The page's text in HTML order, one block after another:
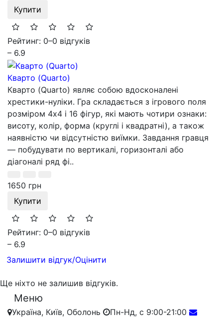
Купити
Рейтинг: 0–0 відгуків
– 6.9
Кварто (Quarto)
Кварто (Quarto) являє собою вдосконалені
хрестики-нуліки. Гра складається з ігрового поля
розміром 4х4 і 16 фігур, які мають чотири ознаки:
висоту, колір, форма (круглі і квадратні), а також
наявністю чи відсутністю виїмки. Завдання гравця
— побудувати по вертикалі, горизонталі або
діагоналі ряд фі..
1650 грн
Купити
Рейтинг: 0–0 відгуків
– 6.9
Залишити відгук/Оцінити
Ще ніхто не залишив відгуків.
Меню
Україна, Київ, Оболонь Пн-Нд, с 9:00-21:00